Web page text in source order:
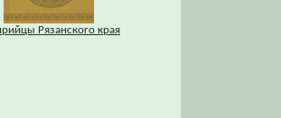
Рязанского края